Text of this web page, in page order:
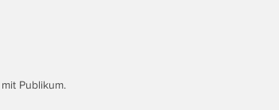
Publikum.